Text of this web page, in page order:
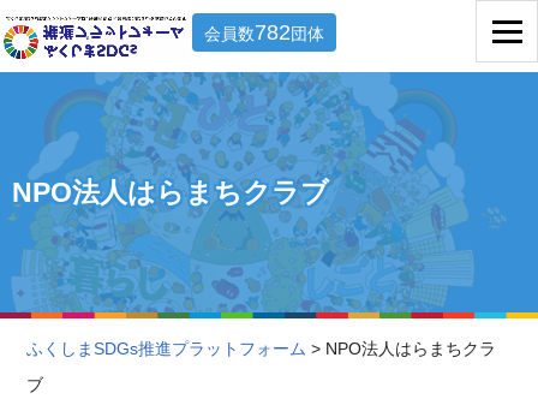
会員数782団体
NPO法人はらまちクラブ
ふくしまSDGs推進プラットフォーム > NPO法人はらまちクラ
ブ